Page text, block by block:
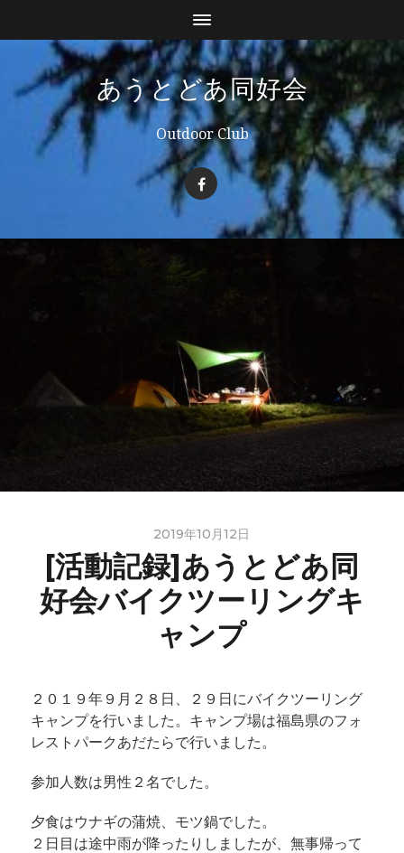
あうとどあ同好会
Outdoor Club
2019年10月12日
[活動記録]あうとどあ同
好会バイクツーリングキ
ャンプ
２０１９年９月２８日、２９日にバイクツーリング
キャンプを行いました。キャンプ場は福島県のフォ
レストパークあだたらで行いました。
参加人数は男性２名でした。
夕食はウナギの蒲焼、モツ鍋でした。
２日目は途中雨が降ったりしましたが、無事帰って